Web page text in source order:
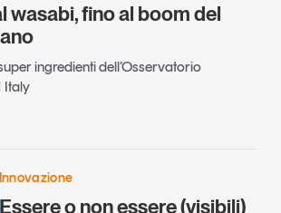
wasabi, fino al boom del
ingredienti dell’Osservatorio
Italy
Innovazione
Essere o non essere (visibili)